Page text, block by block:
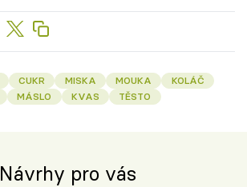
CUKR MISKA MOUKA
KOLÁČ
MÁSLO KVAS TĚSTO
Návrhy pro vás